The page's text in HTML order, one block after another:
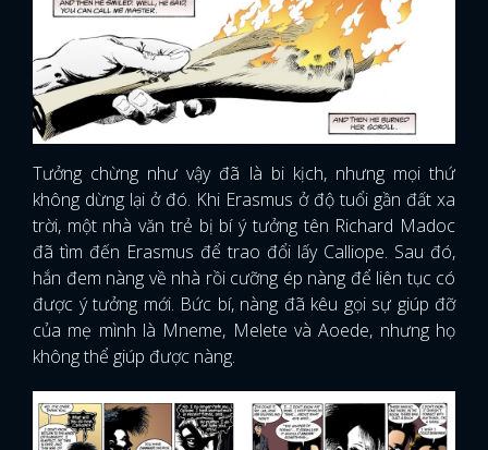
Tưởng chừng như vậy đã là bi kịch, nhưng mọi thứ
không dừng lại ở đó. Khi Erasmus ở độ tuổi gần đất xa
trời, một nhà văn trẻ bị bí ý tưởng tên Richard Madoc
đã tìm đến Erasmus để trao đổi lấy Calliope. Sau đó,
hắn đem nàng về nhà rồi cưỡng ép nàng để liên tục có
được ý tưởng mới. Bức bí, nàng đã kêu gọi sự giúp đỡ
của mẹ mình là Mneme, Melete và Aoede, nhưng họ
không thể giúp được nàng.